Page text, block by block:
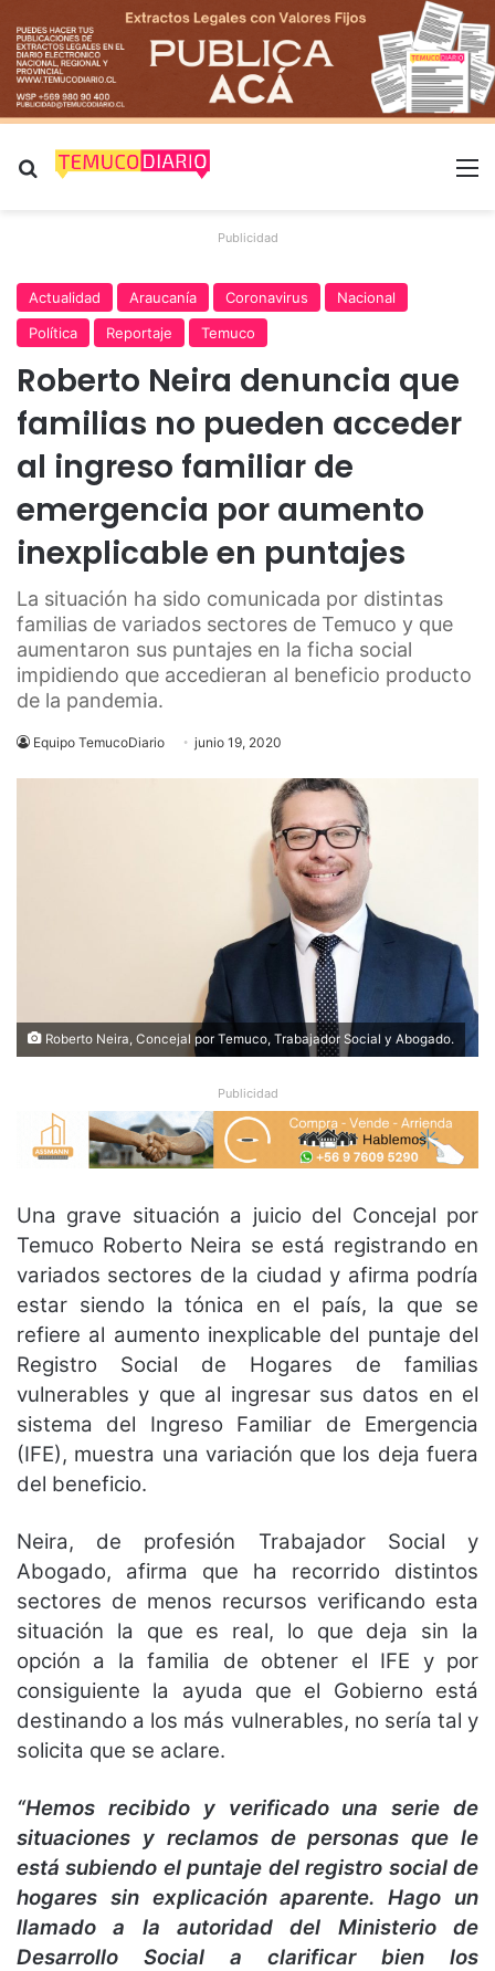
Buscar por
Publicidad
Actualidad Araucanía Coronavirus
Nacional
Política
Reportaje Temuco
Roberto Neira denuncia que
familias no pueden acceder
al ingreso familiar de
emergencia por aumento
inexplicable en puntajes
La situación ha sido comunicada por distintas
familias de variados sectores de Temuco y que
aumentaron sus puntajes en la ficha social
impidiendo que accedieran al beneficio producto
de la pandemia.
Equipo TemucoDiario junio 19, 2020
Roberto Neira, Concejal por Temuco, Trabajador Social y Abogado.
Publicidad
Una grave situación a juicio del Concejal por
Temuco Roberto Neira se está registrando en
variados sectores de la ciudad y afirma podría
estar siendo la tónica en el país, la que se
refiere al aumento inexplicable del puntaje del
Registro Social de Hogares de familias
vulnerables y que al ingresar sus datos en el
sistema del Ingreso Familiar de Emergencia
(IFE), muestra una variación que los deja fuera
del beneficio.
Neira, de profesión Trabajador Social y
Abogado, afirma que ha recorrido distintos
sectores de menos recursos verificando esta
situación la que es real, lo que deja sin la
opción a la familia de obtener el IFE y por
consiguiente la ayuda que el Gobierno está
destinando a los más vulnerables, no sería tal y
solicita que se aclare.
“Hemos recibido y verificado una serie de
situaciones y reclamos de personas que le
está subiendo el puntaje del registro social de
hogares sin explicación aparente. Hago un
llamado a la autoridad del Ministerio de
Desarrollo Social a clarificar bien los